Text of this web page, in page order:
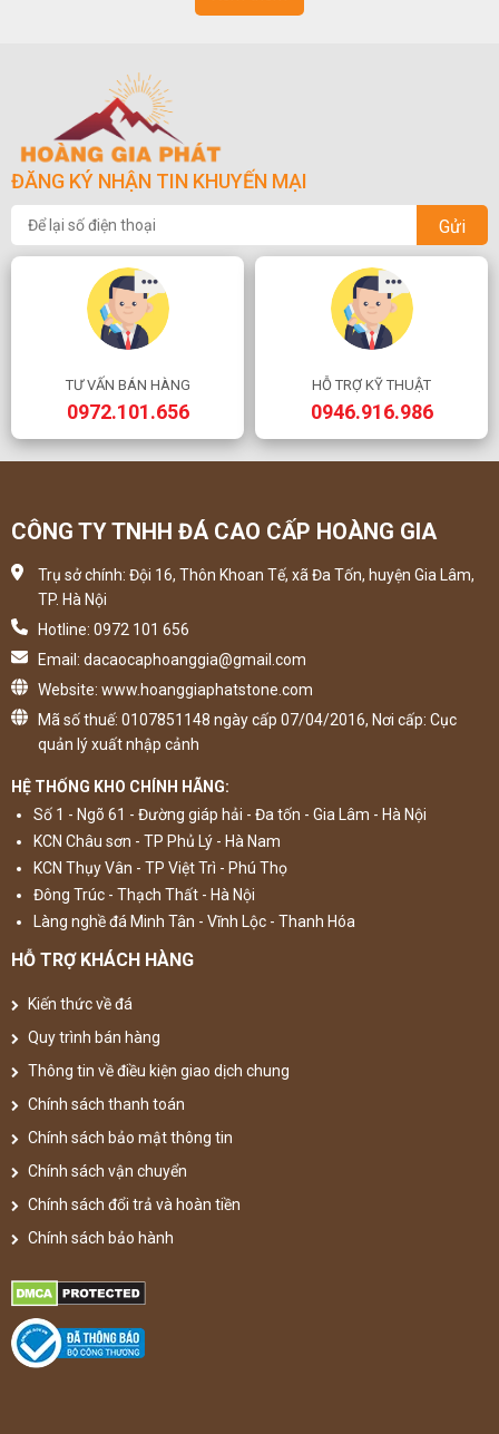
ĐĂNG KÝ NHẬN TIN KHUYẾN MẠI
Gửi
TƯ VẤN BÁN HÀNG
0972.101.656
HỖ TRỢ KỸ THUẬT
0946.916.986
CÔNG TY TNHH ĐÁ CAO CẤP HOÀNG GIA
Trụ sở chính: Đội 16, Thôn Khoan Tế, xã Đa Tốn, huyện Gia Lâm,
TP. Hà Nội
Hotline: 0972 101 656
Email: dacaocaphoanggia@gmail.com
Website: www.hoanggiaphatstone.com
Mã số thuế: 0107851148 ngày cấp 07/04/2016, Nơi cấp: Cục
quản lý xuất nhập cảnh
HỆ THỐNG KHO CHÍNH HÃNG:
Số 1 - Ngõ 61 - Đường giáp hải - Đa tốn - Gia Lâm - Hà Nội
KCN Châu sơn - TP Phủ Lý - Hà Nam
KCN Thụy Vân - TP Việt Trì - Phú Thọ
Đông Trúc - Thạch Thất - Hà Nội
Làng nghề đá Minh Tân - Vĩnh Lộc - Thanh Hóa
HỖ TRỢ KHÁCH HÀNG
Kiến thức về đá
Quy trình bán hàng
Thông tin về điều kiện giao dịch chung
Chính sách thanh toán
Chính sách bảo mật thông tin
Chính sách vận chuyển
Chính sách đổi trả và hoàn tiền
Chính sách bảo hành